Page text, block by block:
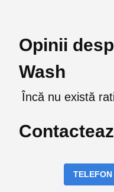
Opinii
Wash
Încă nu există
TELEFON